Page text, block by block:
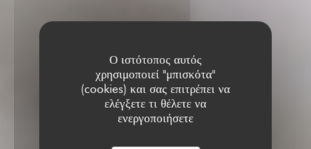
Ο ιστότοπος αυτός
χρησιμοποιεί "μπισκότα"
(cookies) και σας επιτρέπει να
ελέγξετε τι θέλετε να
ενεργοποιήσετε